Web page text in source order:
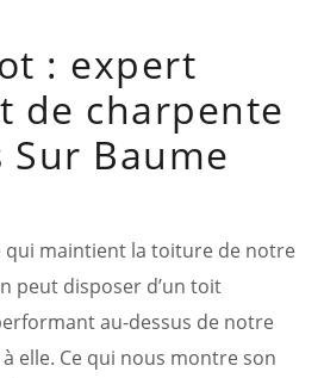
: expert
de charpente
Sur Baume
qui maintient la toiture de notre
peut disposer d’un toit
au-dessus de notre
elle. Ce qui nous montre son